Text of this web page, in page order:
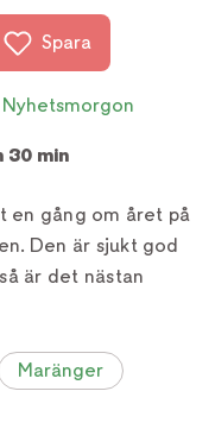
Spara
Nyhetsmorgon
30 min
en gång om året på
Den är sjukt god
är det nästan
Maränger